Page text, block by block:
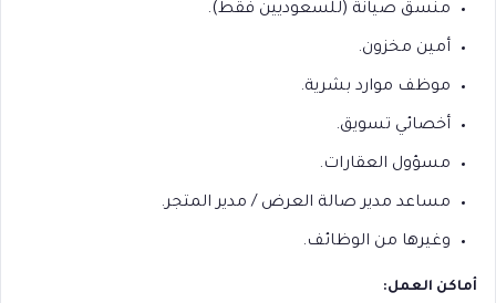
منسق صيانة (للسعوديين فقط).
أمين مخزون.
موظف موارد بشرية.
أخصائي تسويق.
مسؤول العقارات.
مساعد مدير صالة العرض / مدير المتجر.
وغيرها من الوظائف.
أماكن العمل: